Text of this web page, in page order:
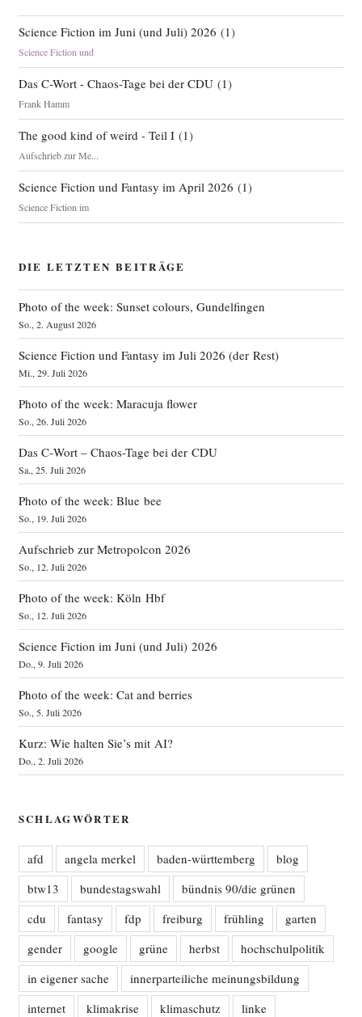
Science Fiction im Juni (und Juli) 2026 (1)
Science Fiction und
Das C-Wort - Chaos-Tage bei der CDU(1)
Frank Hamm
The good kind of weird - Teil I(1)
Aufschrieb zur Me...
Science Fiction und Fantasy im April 2026 (1)
Science Fiction im
DIE LETZTEN BEITRÄGE
Photo of the week: Sunset colours, Gundelfingen
So., 2. August 2026
Science Fiction und Fantasy im Juli 2026 (der Rest)
Mi., 29. Juli 2026
Photo of the week: Maracuja flower
So., 26. Juli 2026
Das C‑Wort – Chaos-Tage bei der CDU
Sa., 25. Juli 2026
Photo of the week: Blue bee
So., 19. Juli 2026
Aufschrieb zur Metropolcon 2026
So., 12. Juli 2026
Photo of the week: Köln Hbf
So., 12. Juli 2026
Science Fiction im Juni (und Juli) 2026
Do., 9. Juli 2026
Photo of the week: Cat and berries
So., 5. Juli 2026
Kurz: Wie halten Sie’s mit AI?
Do., 2. Juli 2026
SCHLAGWÖRTER
afd angela merkel baden-württemberg
blog
btw13
bundestagswahl
bündnis 90/die grünen
cdu
fantasy fdp freiburg frühling
garten
gender
google grüne herbst
hochschulpolitik
in eigener sache
innerparteiliche meinungsbildung
internet
klimakrise klimaschutz
linke